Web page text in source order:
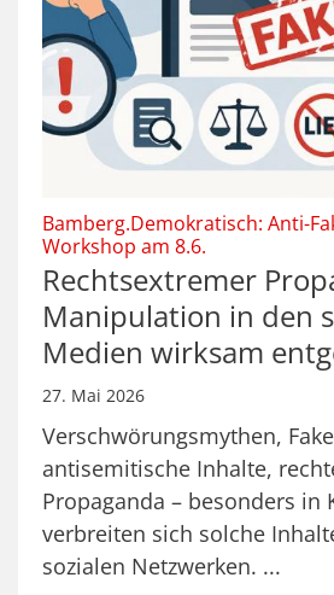
Bamberg.Demokratisch: Anti-
Workshop am 8.6.
Rechtsextremer
Manipulation in den
Medien wirksam
27. Mai 2026
Verschwörungsmythen,
antisemitische Inhalte,
Propaganda – besonders in
verbreiten sich solche
sozialen Netzwerken. ...